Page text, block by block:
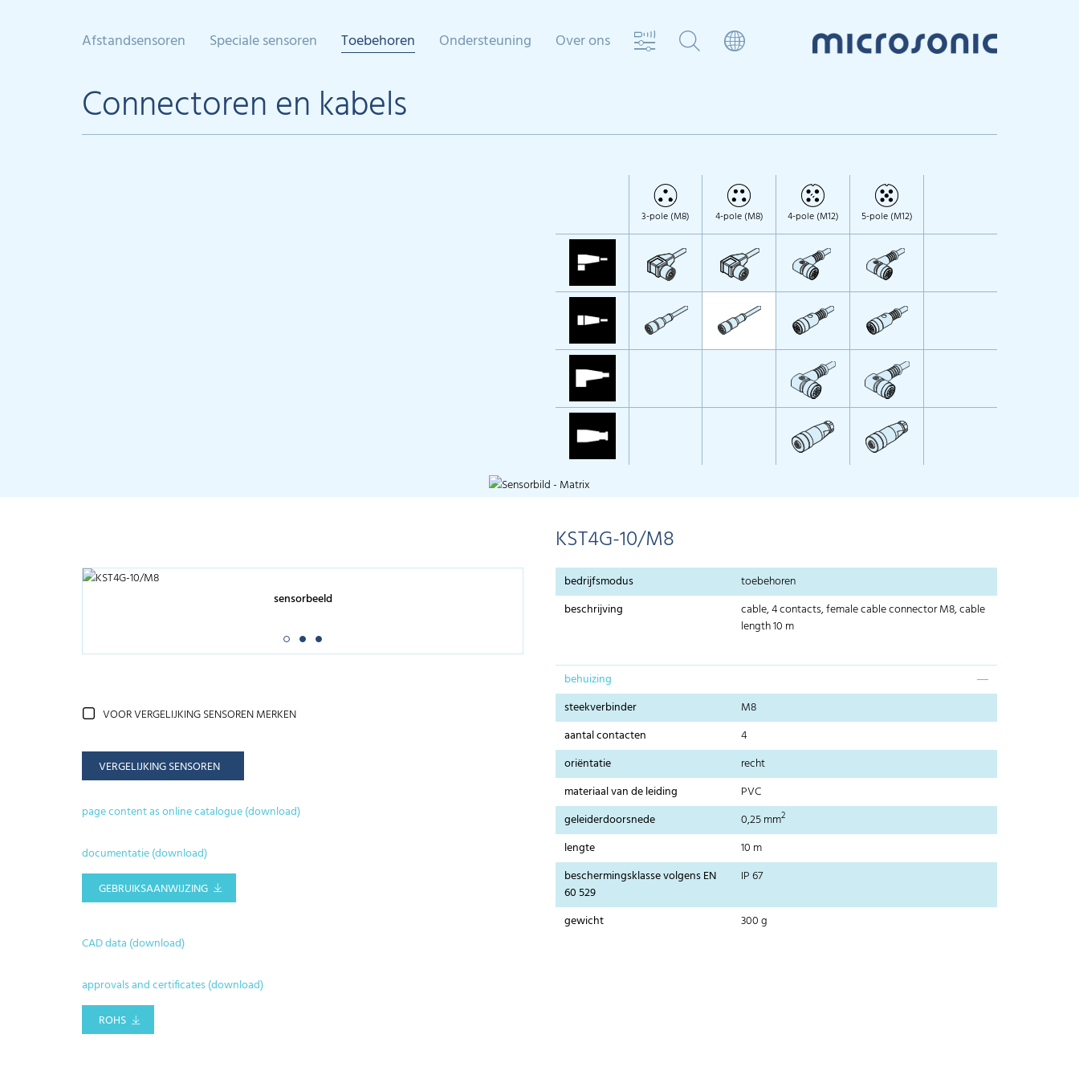
Afstandsensoren Speciale sensoren Toebehoren Ondersteuning Over ons
Connectoren en kabels
3-pole (M8) 4-pole (M8) 4-pole (M12) 5-pole (M12)
KST4G-10/M8
sensorbeeld
VOOR VERGELIJKING SENSOREN MERKEN
VERGELIJKING SENSOREN
page content as online catalogue (download)
documentatie (download)
GEBRUIKSAANWIJZING
CAD data (download)
approvals and certificates (download)
ROHS
bedrijfsmodus
toebehoren
beschrijving
cable, 4 contacts, female cable connector M8, cable
length 10 m
behuizing
steekverbinder
M8
aantal contacten
4
oriëntatie
recht
materiaal van de leiding
PVC
geleiderdoorsnede
0,25 mm2
lengte
10 m
beschermingsklasse volgens EN
60 529
IP 67
gewicht 300 g